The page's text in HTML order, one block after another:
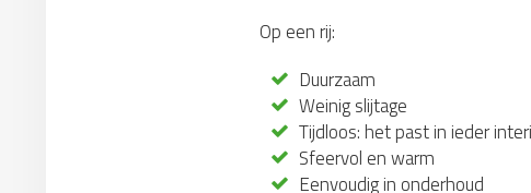
Op een rij:
Duurzaam
Weinig slijtage
Tijdloos: het past in ieder
Sfeervol en warm
Eenvoudig in onderhoud